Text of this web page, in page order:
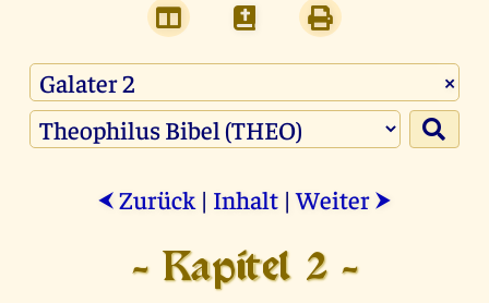
×
⮜ Zurück | Inhalt |Weiter ⮞
- Kapitel 2 -